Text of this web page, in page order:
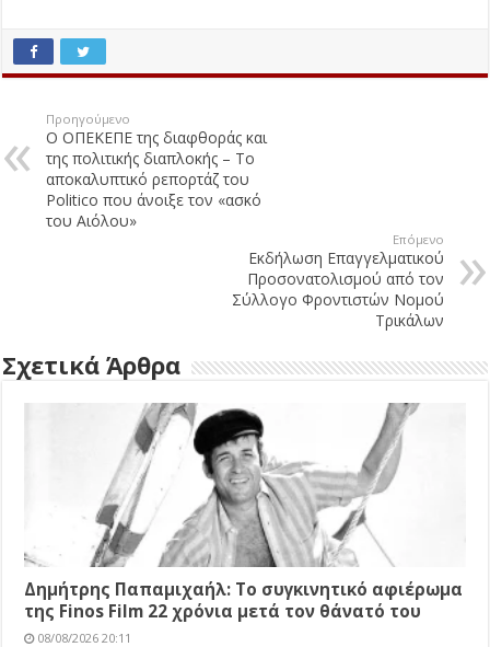
Προηγούμενο
Ο ΟΠΕΚΕΠΕ της διαφθοράς και
της πολιτικής διαπλοκής – Το
αποκαλυπτικό ρεπορτάζ του
Politico που άνοιξε τον «ασκό
του Αιόλου»
Επόμενο
Εκδήλωση Επαγγελματικού
Προσονατολισμού από τον
Σύλλογο Φροντιστών Νομού
Τρικάλων
Σχετικά Άρθρα
Δημήτρης Παπαμιχαήλ: Το συγκινητικό αφιέρωμα
της Finos Film 22 χρόνια μετά τον θάνατό του
08/08/2026 20:11